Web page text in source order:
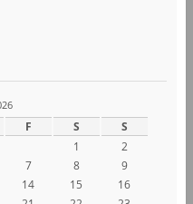
F S S
1
2
7 8
9
14 15
16